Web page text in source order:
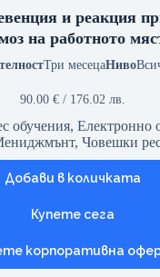
и реакция
на работното
Три месецаНиво
90.00 € / 176.02 лв.
обучения, Електронно
, Човешки
Добави в количката
корпоративна